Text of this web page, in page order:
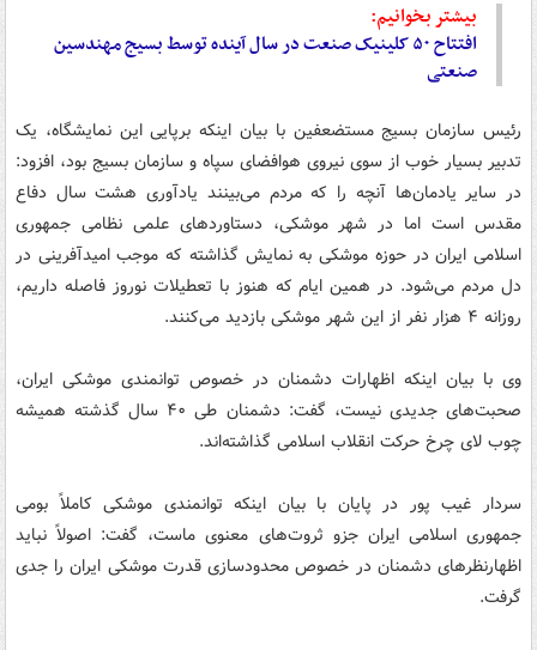
بیشتر بخوانیم:
افتتاح ۵۰ کلینیک صنعت در سال آینده توسط بسیج مهندسین
صنعتی
رئیس سازمان بسیج مستضعفین با بیان اینکه برپایی این نمایشگاه، یک
تدبیر بسیار خوب از سوی نیروی هوافضای سپاه و سازمان بسیج بود، افزود:
در سایر یادمان‌ها آنچه را که مردم می‌بینند یادآوری هشت سال دفاع
مقدس است اما در شهر موشکی، دستاوردهای علمی نظامی جمهوری
اسلامی ایران در حوزه موشکی به نمایش گذاشته که موجب امیدآفرینی در
دل مردم می‌شود. در همین ایام که هنوز با تعطیلات نوروز فاصله داریم،
روزانه ۴ هزار نفر از این شهر موشکی بازدید می‌کنند.
وی با بیان اینکه اظهارات دشمنان در خصوص توانمندی موشکی ایران،
صحبت‌های جدیدی نیست، گفت: دشمنان طی ۴۰ سال گذشته همیشه
چوب لای چرخ حرکت انقلاب اسلامی گذاشته‌اند.
سردار غیب پور در پایان با بیان اینکه توانمندی موشکی کاملاً بومی
جمهوری اسلامی ایران جزو ثروت‌های معنوی ماست، گفت: اصولاً نباید
اظهارنظرهای دشمنان در خصوص محدودسازی قدرت موشکی ایران را جدی
گرفت.